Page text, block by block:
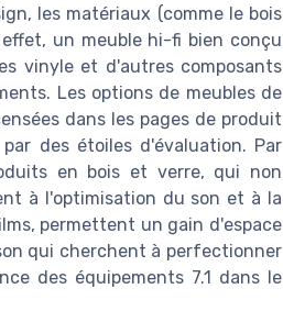
les matériaux (comme le bois
un meuble hi-fi bien conçu
vinyle et d'autres composants
Les options de meubles de
dans les pages de produit
des étoiles d'évaluation. Par
en bois et verre, qui non
à l'optimisation du son et à la
permettent un gain d'espace
qui cherchent à perfectionner
des équipements 7.1 dans le